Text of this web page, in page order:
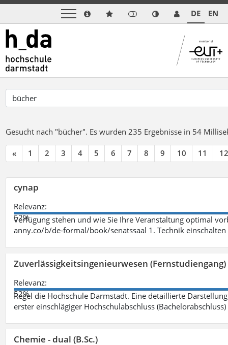
DE EN
Gesucht nach "bücher". Es wurden 235 Ergebnisse in 54
« 1 2 3 4 5 6 7 8 9 10 11 12
cynap
Relevanz:
52%
Verfügung stehen und wie Sie Ihre Veranstaltung optimal
anny.co/b/de-formal/book/senatssaal 1. Technik
Zuverlässigkeitsingenieurwesen (Fernstudiengang)
Relevanz:
52%
Regel die Hochschule Darmstadt. Eine detaillierte
erster einschlägiger Hochschulabschluss
Chemie - dual (B.Sc.)